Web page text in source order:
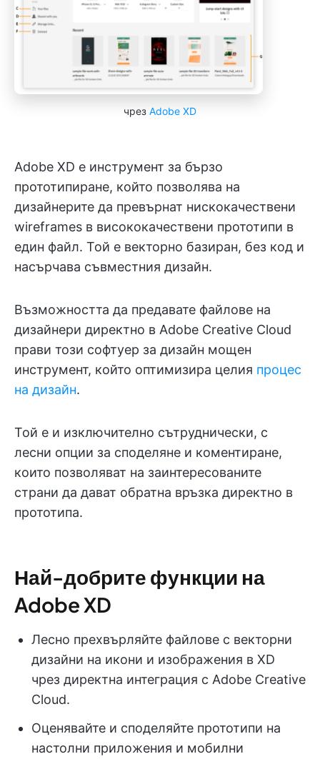
чрез Adobe XD
Adobe XD е инструмент за бързо
прототипиране, който позволява на
дизайнерите да превърнат нискокачествени
wireframes в висококачествени прототипи в
един файл. Той е векторно базиран, без код и
насърчава съвместния дизайн.
Възможността да предавате файлове на
дизайнери директно в Adobe Creative Cloud
прави този софтуер за дизайн мощен
инструмент, който оптимизира целия процес
на дизайн.
Той е и изключително сътруднически, с
лесни опции за споделяне и коментиране,
които позволяват на заинтересованите
страни да дават обратна връзка директно в
прототипа.
Най-добрите функции на
Adobe XD
Лесно прехвърляйте файлове с векторни
дизайни на икони и изображения в XD
чрез директна интеграция с Adobe Creative
Cloud.
Оценявайте и споделяйте прототипи на
настолни приложения и мобилни